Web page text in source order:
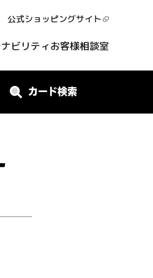
公式ショッピングサイト
ビリティお客様相談室
カード検索